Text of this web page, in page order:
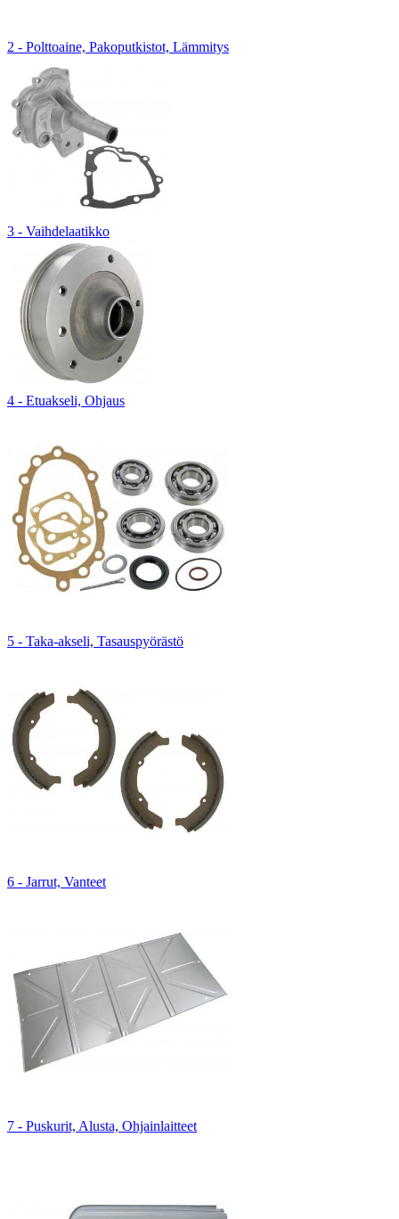
2 - Polttoaine, Pakoputkistot, Lämmitys
3 - Vaihdelaatikko
4 - Etuakseli, Ohjaus
5 - Taka-akseli, Tasauspyörästö
6 - Jarrut, Vanteet
7 - Puskurit, Alusta, Ohjainlaitteet